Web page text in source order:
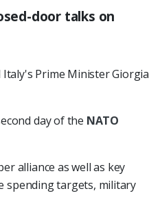
door talks on
Italy's Prime Minister Giorgia
day of the NATO
alliance as well as key
spending targets, military